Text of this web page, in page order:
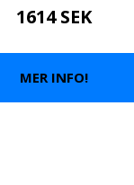
1614 SEK
MER INFO!